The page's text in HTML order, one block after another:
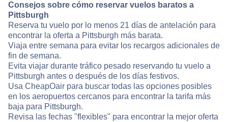
Consejos sobre cómo reservar vuelos baratos a
Pittsburgh
Reserva tu vuelo por lo menos 21 días de antelación para
encontrar la oferta a Pittsburgh más barata.
Viaja entre semana para evitar los recargos adicionales de
fin de semana.
Evita viajar durante tráfico pesado reservando tu vuelo a
Pittsburgh antes o después de los días festivos.
Usa CheapOair para buscar todas las opciones posibles
en los aeropuertos cercanos para encontrar la tarifa más
baja para Pittsburgh.
Revisa las fechas "flexibles" para encontrar la mejor oferta